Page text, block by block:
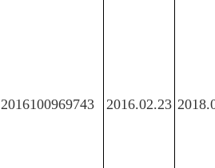
2016100969743 2016.02.23